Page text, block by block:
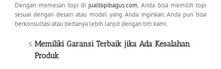
Dengan memesan topi dijualtopibagus.com, Anda bisa memilih topi
sesuai dengan desain atau model yang Anda inginkan. Anda pun bisa
berkonsultasi atau bertanya lebih lanjut dengan tim kami.
Memiliki Garansi Terbaik jika Ada Kesalahan
Produk